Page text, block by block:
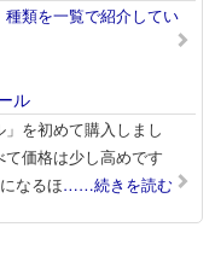
類を一覧で紹介してい
ル
を初めて購入しまし
価格は少し高めです
なるほ……続きを読む